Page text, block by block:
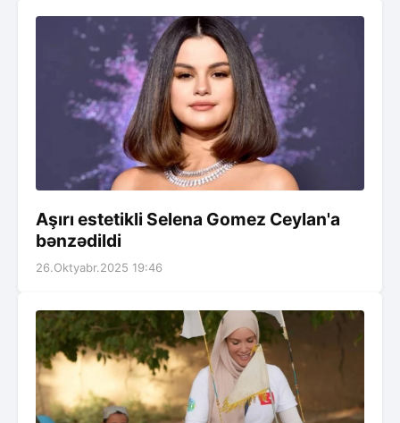
Aşırı estetikli Selena Gomez Ceylan'a
bənzədildi
26.Oktyabr.2025 19:46